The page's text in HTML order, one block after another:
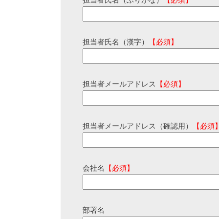
担当者氏名（漢字） 【必須】
担当者メールアドレス 【必須】
担当者メールアドレス（確認用） 【必須
会社名 【必須】
部署名